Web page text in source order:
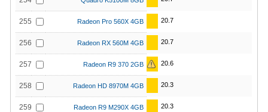
255 Radeon Pro 560X 4GB 20.7
256 Radeon RX 560M 4GB 20.7
257 Radeon R9 370 2GB 20.6
258 Radeon HD 8970M 4GB 20.3
259 Radeon R9 M290X 4GB 20.3